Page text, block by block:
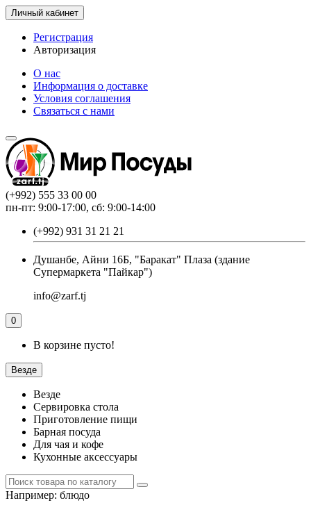
Личный кабинет
Регистрация
Авторизация
О нас
Информация о доставке
Условия соглашения
Связаться с нами
(+992) 555 33 00 00
пн-пт: 9:00-17:00, сб: 9:00-14:00
(+992) 931 31 21 21
Душанбе, Айни 16Б, "Баракат" Плаза (здание
Супермаркета "Пайкар")
info@zarf.tj
0
В корзине пусто!
Везде
Везде
Сервировка стола
Приготовление пищи
Барная посуда
Для чая и кофе
Кухонные аксессуары
Например: блюдо